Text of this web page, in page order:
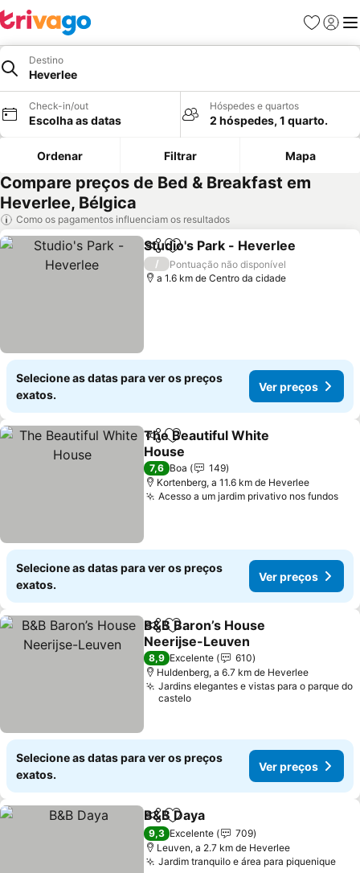
Favoritos
Iniciar
Destino
Heverlee
Check-in/out
Escolha as datas
Hóspedes e quartos
2 hóspedes, 1 quarto.
Ordenar Filtrar Mapa
Compare preços de Bed & Breakfast em
Heverlee, Bélgica
Como os pagamentos influenciam os resultados
PartilharAdicionar aos favoritos
Studio's Park - Heverlee
/
Pontuação não disponível
a 1.6 km de Centro da cidade
Selecione as datas para ver os preços
exatos.
Ver preços
PartilharAdicionar aos favoritos
The Beautiful White
House
Ver preços
7,6 Boa
149
Kortenberg, a 11.6 km de Heverlee
Acesso a um jardim privativo nos fundos
Selecione as datas para ver os preços
exatos.
Ver preços
PartilharAdicionar aos favoritos
B&B Baron’s House
Neerijse-Leuven
Ver preços
8,9 Excelente
610
Huldenberg, a 6.7 km de Heverlee
Jardins elegantes e vistas para o parque do
castelo
Selecione as datas para ver os preços
exatos.
Ver preços
PartilharAdicionar aos favoritos
B&B Daya
9,3 Excelente
709
Leuven, a 2.7 km de Heverlee
Jardim tranquilo e área para piqueniqueVer